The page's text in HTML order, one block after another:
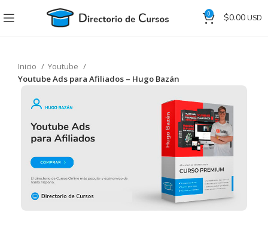
0 $0.00
Inicio
Youtube
Youtube Ads para Afiliados – Hugo Bazán